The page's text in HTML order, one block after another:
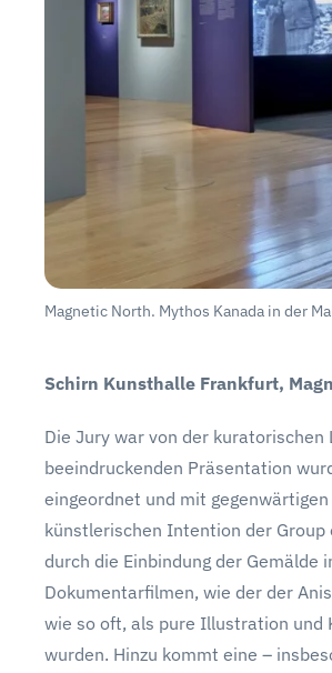
Magnetic North. Mythos Kanada in der
Schirn Kunsthalle Frankfurt,
Die Jury war von der kuratorischen
beeindruckenden Präsentation
eingeordnet und mit
künstlerischen Intention der Group
durch die Einbindung der
Dokumentarfilmen, wie der der
wie so oft, als pure Illustration und
wurden. Hinzu kommt eine –